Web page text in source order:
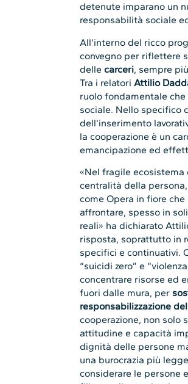
detenute imparano un
responsabilità sociale
All’interno del ricco
convegno per riflettere
dellecarceri, sempre
Tra i relatori Attilio
ruolo fondamentale che
sociale. Nello specifico
dell’inserimento
la cooperazione è un
emancipazione ed
«Nel fragile
centralità della
come Opera in fiore
affrontare, spesso in
reali» ha dichiarato
risposta, soprattutto in
specifici e continuativi.
“suicidi zero” e
concentrare risorse ed
fuori dalle mura, per
responsabilizzazione
cooperazione, non solo
attitudine e capacità
dignità delle persone
una burocrazia più
considerare le persone